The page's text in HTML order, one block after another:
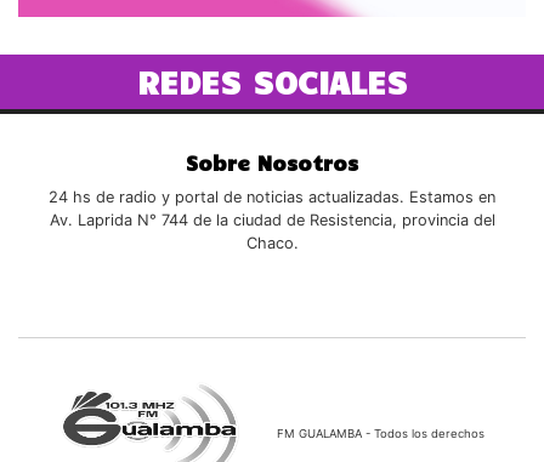
REDES SOCIALES
Sobre Nosotros
24 hs de radio y portal de noticias actualizadas. Estamos en
Av. Laprida N° 744 de la ciudad de Resistencia, provincia del
Chaco.
FM GUALAMBA - Todos los derechos